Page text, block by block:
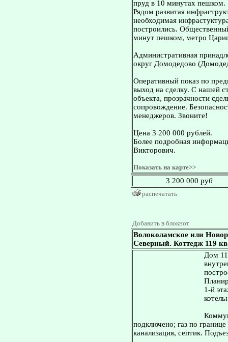
пруд в 10 минутах пешком.
Рядом развитая
необходимая
построились.
минут пешком, метро
Административная
округ Домодедово
Оперативный показ по
выход на сделку. С нашей
объекта, прозрачности
сопровождение.
менеджеров. Звоните!
Цена 3 200 000 рублей.
Более подробная
Викторович.
Показать на карте>>
3 200 000 руб
распечатать
Добавить в блокнот
Волоколамское или
Северный. Коттедж 119
Дом
1-й
подключено; газ по
канализация, септик.